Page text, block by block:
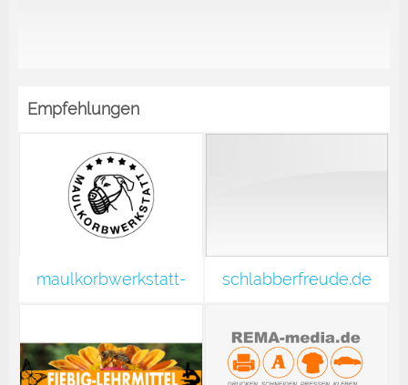
Empfehlungen
maulkorbwerkstatt- schlabberfreude.de